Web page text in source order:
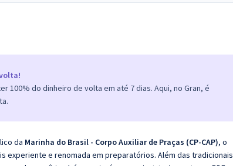
100% do dinheiro de volta em até 7 dias. Aqui, no Gran, é
da Marinha do Brasil - Corpo Auxiliar de Praças (CP-CAP), o
experiente e renomada em preparatórios. Além das tradicionais